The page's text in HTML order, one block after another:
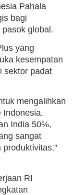
Pahala
bagi
global.
yang
kesempatan
sektor padat
mengalihkan
Indonesia.
India 50%,
sangat
RI